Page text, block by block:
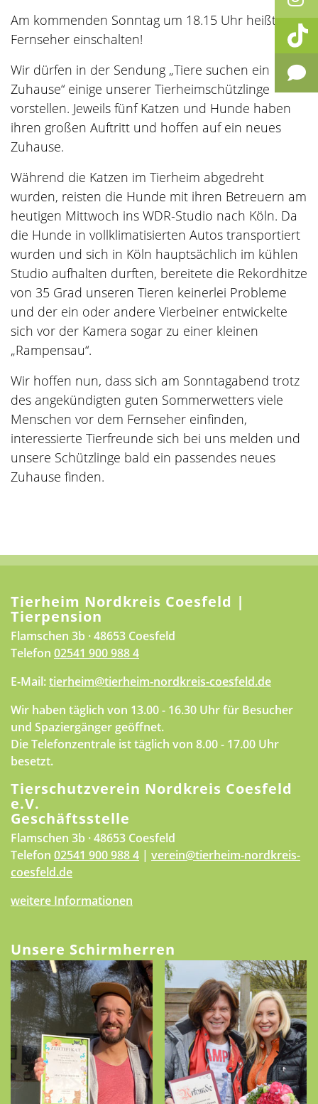
Am kommenden Sonntag um 18.15 Uhr heißt es:
Fernseher einschalten!
Wir dürfen in der Sendung „Tiere suchen ein
Zuhause“ einige unserer Tierheimschützlinge
vorstellen. Jeweils fünf Katzen und Hunde haben
ihren großen Auftritt und hoffen auf ein neues
Zuhause.
Während die Katzen im Tierheim abgedreht
wurden, reisten die Hunde mit ihren Betreuern am
heutigen Mittwoch ins WDR-Studio nach Köln. Da
die Hunde in vollklimatisierten Autos transportiert
wurden und sich in Köln hauptsächlich im kühlen
Studio aufhalten durften, bereitete die Rekordhitze
von 35 Grad unseren Tieren keinerlei Probleme
und der ein oder andere Vierbeiner entwickelte
sich vor der Kamera sogar zu einer kleinen
„Rampensau“.
Wir hoffen nun, dass sich am Sonntagabend trotz
des angekündigten guten Sommerwetters viele
Menschen vor dem Fernseher einfinden,
interessierte Tierfreunde sich bei uns melden und
unsere Schützlinge bald ein passendes neues
Zuhause finden.
Tierheim Nordkreis Coesfeld |
Tierpension
Flamschen 3b · 48653 Coesfeld
Telefon 02541 900 988 4
E-Mail:tierheim@tierheim-nordkreis-coesfeld.de
Wir haben täglich von 13.00 - 16.30 Uhr für Besucher
und Spaziergänger geöffnet.
Die Telefonzentrale ist täglich von 8.00 - 17.00 Uhr
besetzt.
Tierschutzverein Nordkreis Coesfeld
e.V.
Geschäftsstelle
Flamschen 3b · 48653 Coesfeld
Telefon 02541 900 988 4 | verein@tierheim-nordkreis-
coesfeld.de
weitere Informationen
Unsere Schirmherren